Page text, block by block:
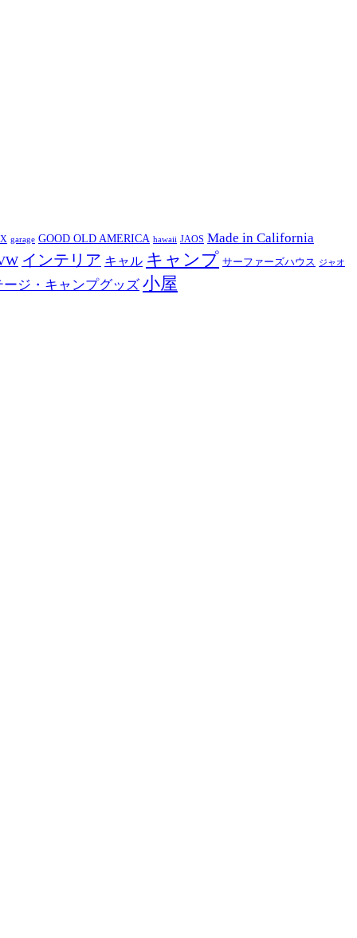
garage GOOD OLD AMERICA hawaii JAOS Made in California
インテリア キャル キャンプ サーファーズハウス ジャオ
ージ・キャンプグッズ 小屋